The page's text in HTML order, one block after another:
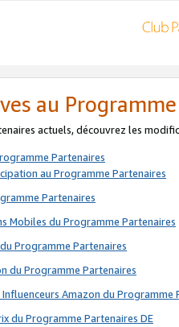
au
actuels, découvrez les
Partenaires
au Programme Partenaires
Partenaires
Mobiles du Programme Partenaires
Programme Partenaires
du Programme Partenaires
Amazon du Programme
du Programme Partenaires DE